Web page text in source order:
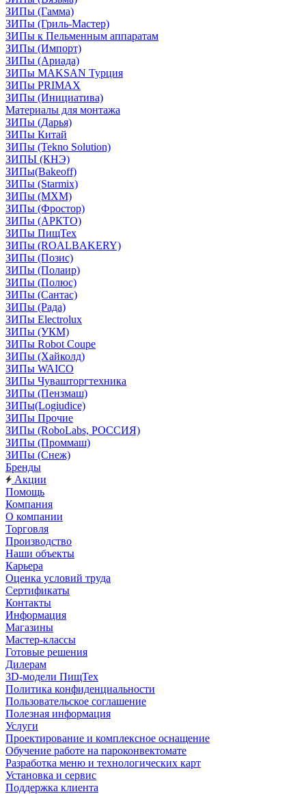
ЗИПы (Гамма)
ЗИПы (Гриль-Мастер)
ЗИПы к Пельменным аппаратам
ЗИПы (Импорт)
ЗИПы (Ариада)
ЗИПы MAKSAN Турция
ЗИПы PRIMAX
ЗИПы (Инициатива)
Материалы для монтажа
ЗИПы (Дарья)
ЗИПы Китай
ЗИПы (Tekno Solution)
ЗИПЫ (КНЭ)
ЗИПы(Bakeoff)
ЗИПы (Starmix)
ЗИПы (МХМ)
ЗИПы (Фростор)
ЗИПы (АРКТО)
ЗИПы ПищТех
ЗИПы (ROALBAKERY)
ЗИПы (Позис)
ЗИПы (Полаир)
ЗИПы (Полюс)
ЗИПы (Сантас)
ЗИПы (Рада)
ЗИПы Electrolux
ЗИПы (УКМ)
ЗИПы Robot Coupe
ЗИПы (Хайколд)
ЗИПы WAICO
ЗИПы Чувашторгтехника
ЗИПы (Пензмаш)
ЗИПы(Logiudice)
ЗИПы Прочие
ЗИПы (RoboLabs, РОССИЯ)
ЗИПы (Проммаш)
ЗИПы (Снеж)
Бренды
Акции
Помощь
Компания
О компании
Торговля
Производство
Наши объекты
Карьера
Оценка условий труда
Сертификаты
Контакты
Информация
Магазины
Мастер-классы
Готовые решения
Дилерам
3D-модели ПищТех
Политика конфиденциальности
Пользовательское соглашение
Полезная информация
Услуги
Проектирование и комплексное оснащение
Обучение работе на пароконвектомате
Разработка меню и технологических карт
Установка и сервис
Поддержка клиента